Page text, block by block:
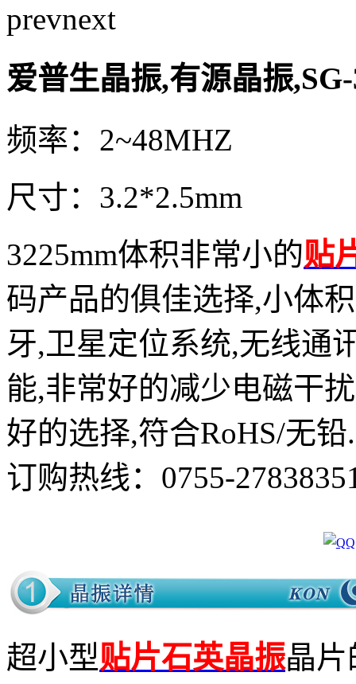
prevnext
爱普生晶振,有源晶振
频率：2~48MHZ
尺寸：3.2*2.5mm
3225mm体积非常小的贴
码产品的俱佳选择,小体
牙,卫星定位系统,无线通
能,非常好的减少电磁干
好的选择,符合RoHS/无铅.
订购热线： 0755-
超小型贴片石英晶振晶